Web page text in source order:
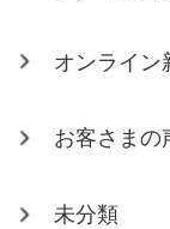
オンライン
お客さまの
未分類